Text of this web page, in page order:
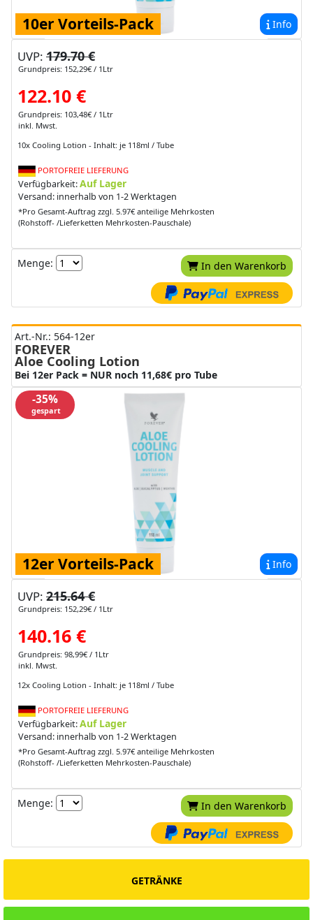
Info
10er Vorteils-Pack
UVP: 179.70 €
Grundpreis: 152,29€ / 1Ltr
122.10 €
Grundpreis: 103,48€ / 1Ltr
inkl. Mwst.
10x Cooling Lotion - Inhalt: je 118ml / Tube
PORTOFREIE LIEFERUNG
Verfügbarkeit:Auf Lager
Versand: innerhalb von 1-2 Werktagen
*Pro Gesamt-Auftrag zzgl. 5.97€ anteilige Mehrkosten
(Rohstoff- /Lieferketten Mehrkosten-Pauschale)
Menge: In den Warenkorb
Art.-Nr.: 564-12er
FOREVER
Aloe Cooling Lotion
Bei 12er Pack = NUR noch 11,68€ pro Tube
-35%
gespart
Info
12er Vorteils-Pack
UVP: 215.64 €
Grundpreis: 152,29€ / 1Ltr
140.16 €
Grundpreis: 98,99€ / 1Ltr
inkl. Mwst.
12x Cooling Lotion - Inhalt: je 118ml / Tube
PORTOFREIE LIEFERUNG
Verfügbarkeit:Auf Lager
Versand: innerhalb von 1-2 Werktagen
*Pro Gesamt-Auftrag zzgl. 5.97€ anteilige Mehrkosten
(Rohstoff- /Lieferketten Mehrkosten-Pauschale)
Menge: In den Warenkorb
GETRÄNKE